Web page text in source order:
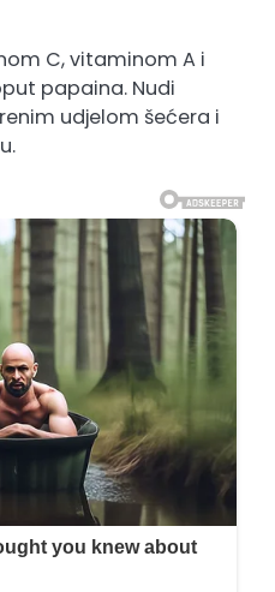
C, vitaminom A i
papaina. Nudi
udjelom šećera i